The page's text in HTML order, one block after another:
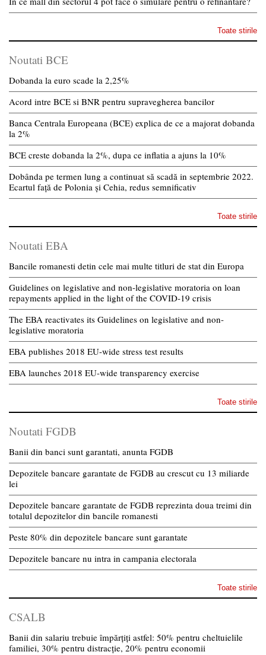
Toate stirile
Noutati BCE
Dobanda la euro scade la 2,25%
Acord intre BCE si BNR pentru supravegherea bancilor
Banca Centrala Europeana (BCE) explica de ce a majorat dobanda
la 2%
BCE creste dobanda la 2%, dupa ce inflatia a ajuns la 10%
Dobânda pe termen lung a continuat să scadă in septembrie 2022.
Ecartul față de Polonia și Cehia, redus semnificativ
Toate stirile
Noutati EBA
Bancile romanesti detin cele mai multe titluri de stat din Europa
Guidelines on legislative and non-legislative moratoria on loan
repayments applied in the light of the COVID-19 crisis
The EBA reactivates its Guidelines on legislative and non-
legislative moratoria
EBA publishes 2018 EU-wide stress test results
EBA launches 2018 EU-wide transparency exercise
Toate stirile
Noutati FGDB
Banii din banci sunt garantati, anunta FGDB
Depozitele bancare garantate de FGDB au crescut cu 13 miliarde
lei
Depozitele bancare garantate de FGDB reprezinta doua treimi din
totalul depozitelor din bancile romanesti
Peste 80% din depozitele bancare sunt garantate
Depozitele bancare nu intra in campania electorala
Toate stirile
CSALB
Banii din salariu trebuie împărțiți astfel: 50% pentru cheltuielile
familiei, 30% pentru distracție, 20% pentru economii